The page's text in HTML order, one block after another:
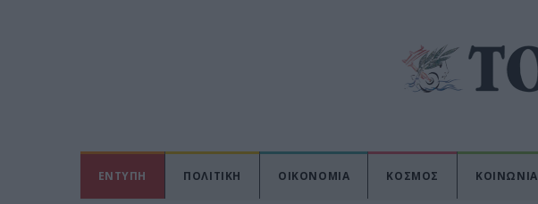
ΕΝΤΥΠΗ ΠΟΛΙΤΙΚΗ ΟΙΚΟΝΟΜΙΑ ΚΟΣΜΟΣ ΚΟΙΝΩΝΙΑ